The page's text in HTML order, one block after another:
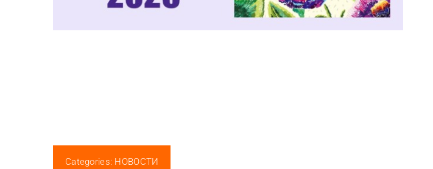
Categories: НОВОСТИ